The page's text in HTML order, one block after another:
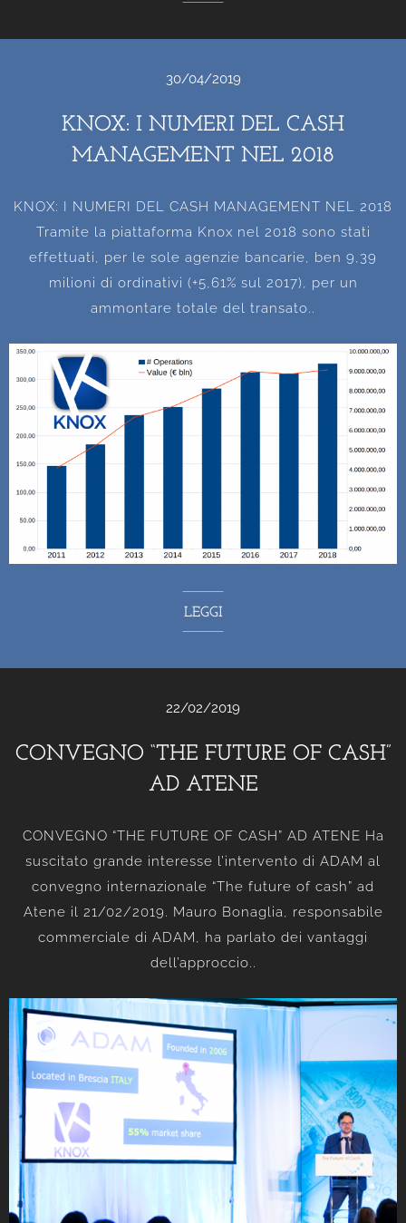
30/04/2019
KNOX: I NUMERI DEL CASH
MANAGEMENT NEL 2018
KNOX: I NUMERI DEL CASH MANAGEMENT NEL 2018
Tramite la piattaforma Knox nel 2018 sono stati
effettuati, per le sole agenzie bancarie, ben 9,39
milioni di ordinativi (+5,61% sul 2017), per un
ammontare totale del transato..
LEGGI
22/02/2019
CONVEGNO “THE FUTURE OF CASH”
AD ATENE
CONVEGNO “THE FUTURE OF CASH” AD ATENE Ha
suscitato grande interesse l’intervento di ADAM al
convegno internazionale “The future of cash” ad
Atene il 21/02/2019. Mauro Bonaglia, responsabile
commerciale di ADAM, ha parlato dei vantaggi
dell’approccio..